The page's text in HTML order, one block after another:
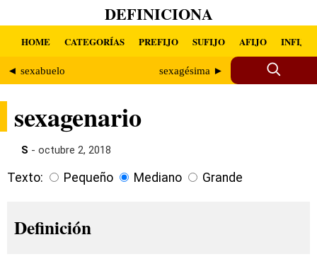
DEFINICIONA
HOME CATEGORÍAS PREFIJO SUFIJO AFIJO INFIJO
◄ sexabuelo sexagésima ►
sexagenario
S - octubre 2, 2018
Texto: Pequeño Mediano Grande
Definición